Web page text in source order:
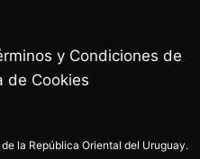
y Condiciones de
de Cookies
la República Oriental del Uruguay.